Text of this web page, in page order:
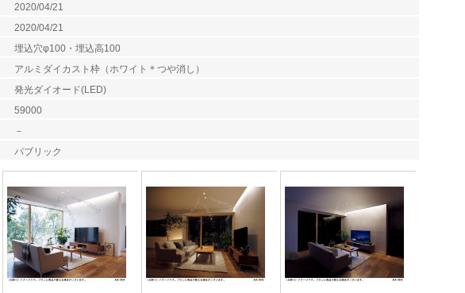
2020/04/21
2020/04/21
埋込穴φ100・埋込高100
アルミダイカスト枠（ホワイト＊つや消し）
発光ダイオード(LED)
59000
－
パブリック